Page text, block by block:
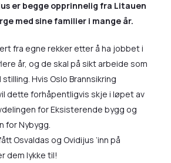
er begge opprinnelig fra Litauen
med sine familier i mange år.
fra egne rekker etter å ha jobbet i
år, og de skal på sikt arbeide som
Hvis Oslo Brannsikring
dette forhåpentligvis skje i løpet av
for Eksisterende bygg og
for Nybygg.
Osvaldas og Ovidijus ‘inn på
dem lykke til!